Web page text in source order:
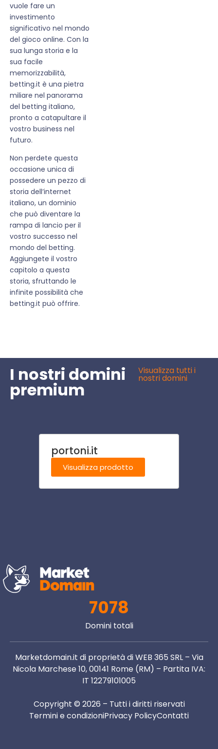
vuole fare un
investimento
significativo nel mondo
del gioco online. Con la
sua lunga storia e la
sua facile
memorizzabilità,
betting.it è una pietra
miliare nel panorama
del betting italiano,
pronto a catapultare il
vostro business nel
futuro.
Non perdete questa
occasione unica di
possedere un pezzo di
storia dell’internet
italiano, un dominio
che può diventare la
rampa di lancio per il
vostro successo nel
mondo del betting.
Aggiungete il vostro
capitolo a questa
storia, sfruttando le
infinite possibilità che
betting.it può offrire.
I nostri domini
premium
Visualizza tutti i
nostri domini
portoni.it
Visualizza prodotto
7078
Domini totali
Marketdomain.it di proprietà di WEB 365 SRL – Via
Nicola Marchese 10, 00141 Rome (RM) – Partita IVA:
IT 12279101005
Copyright © 2026 – Tutti i diritti riservati
Termini e condizioniPrivacy PolicyContatti